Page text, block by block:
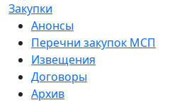
Закупки
Анонсы
Перечни закупок МСП
Извещения
Договоры
Архив